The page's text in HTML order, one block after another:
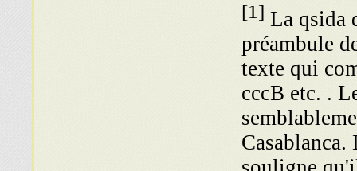
[1] La qsida
préambule
texte qui
cccB etc. .